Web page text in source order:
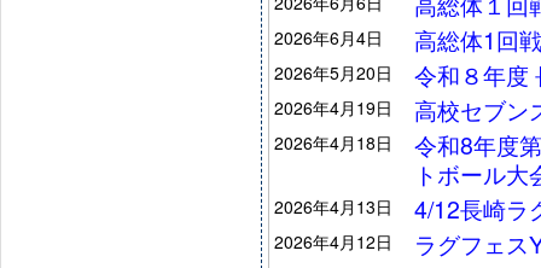
2026年6月4日 高総体1回
2026年5月20日 令和８年度
2026年4月19日 高校セブン
2026年4月18日
令和8年度
トボール
2026年4月13日 4/12長崎ラ
2026年4月12日 ラグフェス